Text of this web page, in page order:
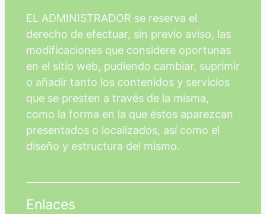
EL ADMINISTRADOR se reserva el
derecho de efectuar, sin previo aviso, las
modificaciones que considere oportunas
en el sitio web, pudiendo cambiar, suprimir
o añadir tanto los contenidos y servicios
que se presten a través de la misma,
como la forma en la que éstos aparezcan
presentados o localizados, así como el
diseño y estructura del mismo.
Enlaces